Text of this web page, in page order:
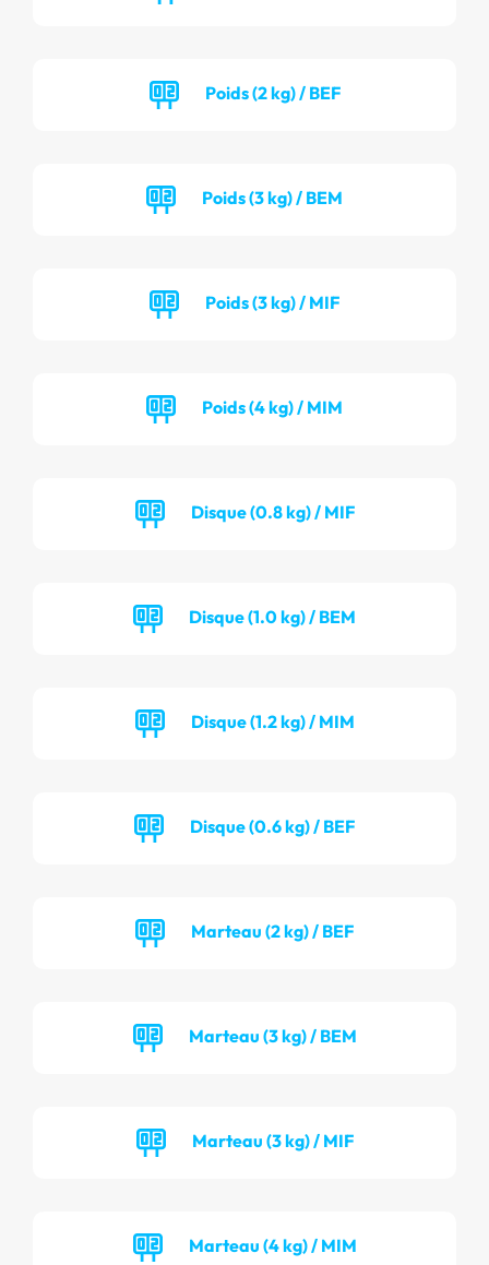
Poids (2 kg) / BEF
Poids (3 kg) / BEM
Poids (3 kg) / MIF
Poids (4 kg) / MIM
Disque (0.8 kg) / MIF
Disque (1.0 kg) / BEM
Disque (1.2 kg) / MIM
Disque (0.6 kg) / BEF
Marteau (2 kg) / BEF
Marteau (3 kg) / BEM
Marteau (3 kg) / MIF
Marteau (4 kg) / MIM